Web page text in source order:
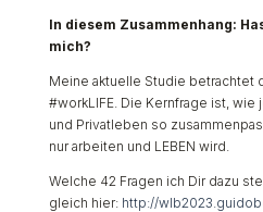
In diesem Zusammenhang:
mich?
Meine aktuelle Studie betrachtet
#workLIFE. Die Kernfrage ist,
und Privatleben so
nur arbeiten und LEBEN wird.
Welche 42 Fragen ich Dir dazu
gleich hier: http://